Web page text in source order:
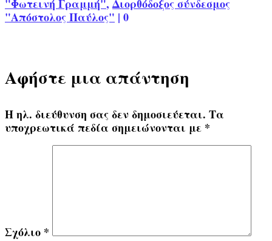
"Φωτεινή Γραμμή",Διορθόδοξος σύνδεσμος
"Απόστολος Παύλος" | 0
Αφήστε μια απάντηση
Η ηλ. διεύθυνση σας δεν δημοσιεύεται. Τα
υποχρεωτικά πεδία σημειώνονται με *
Σχόλιο *